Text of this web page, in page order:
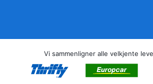
Vi sammenligner alle velkjente